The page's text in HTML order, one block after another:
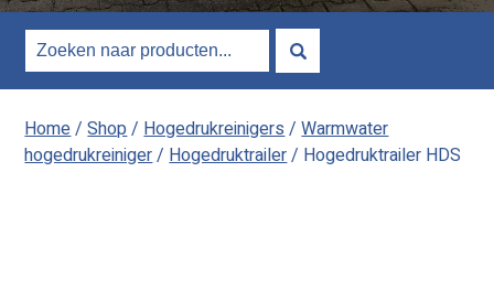
Home/Shop/Hogedrukreinigers/Warmwater
hogedrukreiniger/Hogedruktrailer/ Hogedruktrailer HDS